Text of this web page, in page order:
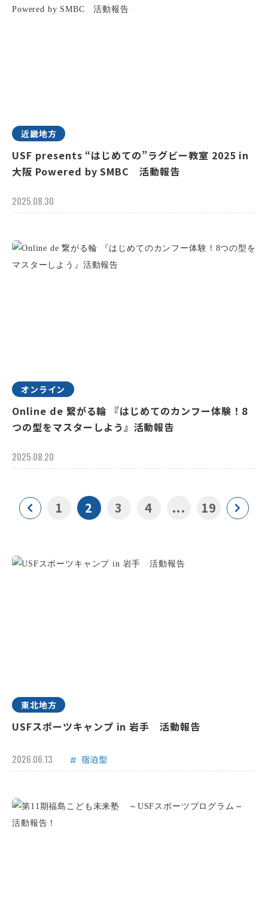
近畿地方
USF presents “はじめての”ラグビー教室 2025 in
大阪 Powered by SMBC 活動報告
2025.08.30
オンライン
Online de 繋がる輪 『はじめてのカンフー体験！8
つの型をマスターしよう』活動報告
2025.08.20
1 2 3 4 ... 19
東北地方
USFスポーツキャンプ in 岩手 活動報告
2026.06.13 宿泊型